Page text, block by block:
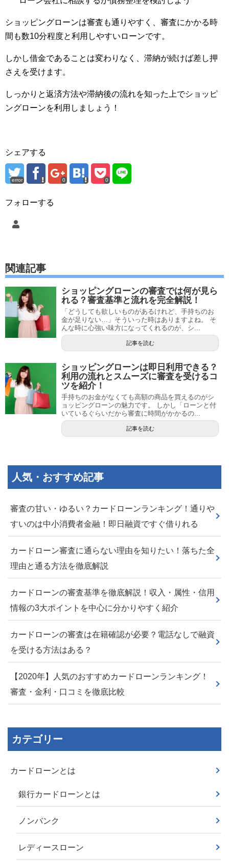
ショッピングローンは審査も通りやすく、審査にかかる時
間も数10分程度と利用しやすいローンです。
しかし借金であることは変わりなく、滞納が続けば差し押
さえを受けます。
しっかりと返済方法や滞納後の流れを知った上でショッピ
ングローンを利用しましょう！
シェアする
error 0 0
フォローする
関連記事
ショッピングローンの審査では何が見ら
れる？審査基準と流れを完全解説！
「どうしても欲しいものがあるけれど、手持ちのお
金が足りない…」そういった時はありますよね。 そ
んな時に心強い味方になってくれるのが、シ...
記事を読む
ショッピングローンは即日利用できる？
利用の流れとスムーズに審査を受けるコ
ツを紹介！
手持ちのお金がなくても高額の商品を買えるのがシ
ョッピングローンの魅力です。 しかし「ローンと付
いているぐらいだから審査に時間がかかるの...
記事を読む
人気・おすすめ記事
審査の甘い・ゆるい？カードローンランキング！通りや
すいのは中小消費者金融！即日融資ですぐ借りれる
カードローン審査に通らない理由を知りたい！落ちた全
理由と通る方法を徹底解説
カードローンの審査基準を徹底解説！収入・属性・信用
情報の3大ポイントを中心に分かりやすく紹介
カードローンの審査は在籍確認が必要？電話なしで融資
を受ける方法はある？
【2020年】人気のおすすめカードローンランキング！
審査・金利・口コミを徹底比較
カテゴリー
カードローンとは
銀行カードローンとは
ノンバンク
レディースローン